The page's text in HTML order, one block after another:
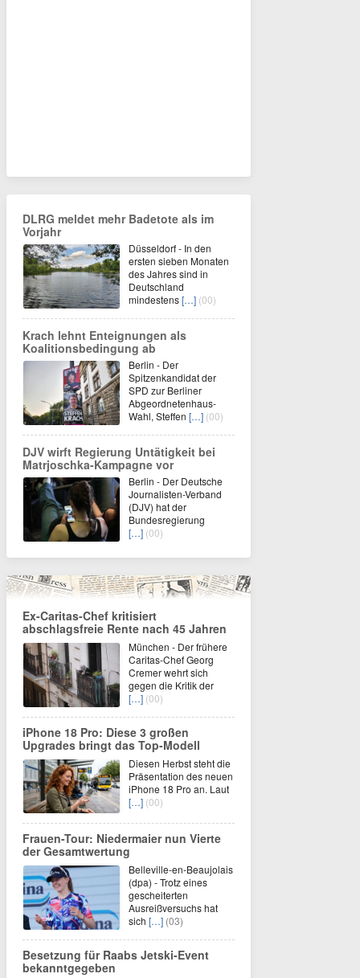
DLRG meldet mehr Badetote als im
Vorjahr
Düsseldorf - In den
ersten sieben Monaten
des Jahres sind in
Deutschland
mindestens[…] (00)
Krach lehnt Enteignungen als
Koalitionsbedingung ab
Berlin - Der
Spitzenkandidat der
SPD zur Berliner
Abgeordnetenhaus-
Wahl, Steffen […] (00)
DJV wirft Regierung Untätigkeit bei
Matrjoschka-Kampagne vor
Berlin - Der Deutsche
Journalisten-Verband
(DJV) hat der
Bundesregierung
[…] (00)
Ex-Caritas-Chef kritisiert
abschlagsfreie Rente nach 45 Jahren
München - Der frühere
Caritas-Chef Georg
Cremer wehrt sich
gegen die Kritik der
[…] (00)
iPhone 18 Pro: Diese 3 großen
Upgrades bringt das Top-Modell
Diesen Herbst steht die
Präsentation des neuen
iPhone 18 Pro an. Laut
[…] (00)
Frauen-Tour: Niedermaier nun Vierte
der Gesamtwertung
Belleville-en-Beaujolais
(dpa) - Trotz eines
gescheiterten
Ausreißversuchs hat
sich […] (03)
Besetzung für Raabs Jetski-Event
bekanntgegeben